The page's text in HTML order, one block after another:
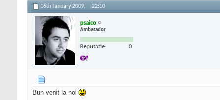
16th January 2009, 22:10
psaico
Ambasador
Reputatie: 0
Bun venit la noi